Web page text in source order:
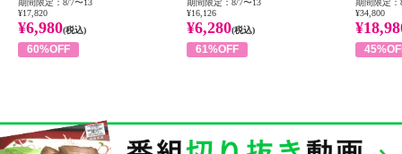
期間限定：8/7〜13
¥17,820
¥6,980(税込)
60%OFF
期間限定：8/7〜13
¥16,126
¥6,280(税込)
61%OFF
期間限定：
¥34,800